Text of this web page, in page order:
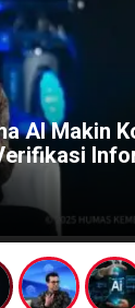
AI Makin